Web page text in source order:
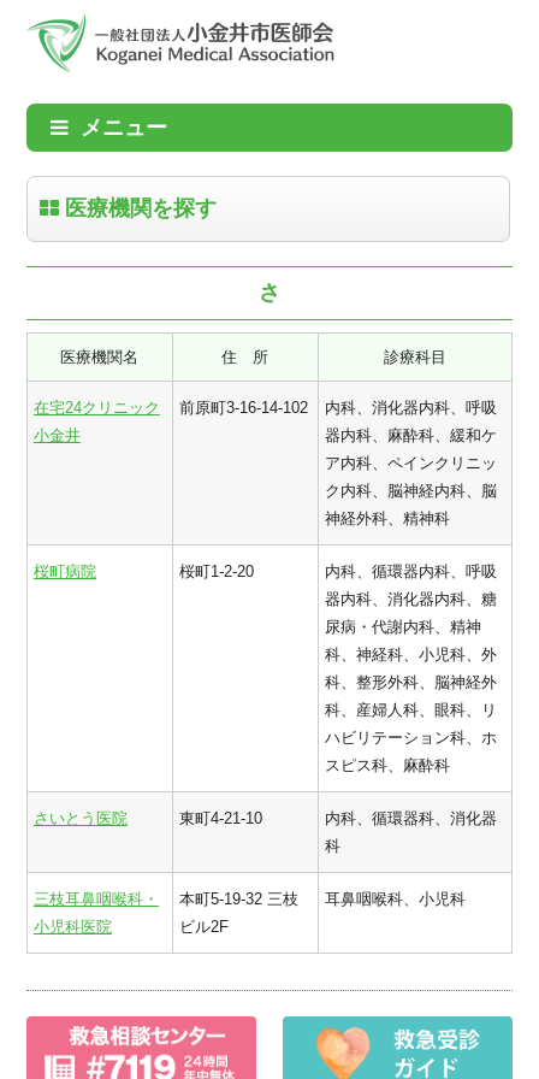
メニュー
医療機関を探す
さ
医療機関名 住 所 診療科目
在宅24クリニック
小金井
前原町3-16-14-102
内科、消化器内科、呼吸
器内科、麻酔科、緩和ケ
ア内科、ペインクリニッ
ク内科、脳神経内科、脳
神経外科、精神科
桜町病院 桜町1-2-20
内科、循環器内科、呼吸
器内科、消化器内科、糖
尿病・代謝内科、精神
科、神経科、小児科、外
科、整形外科、脳神経外
科、産婦人科、眼科、リ
ハビリテーション科、ホ
スピス科、麻酔科
さいとう医院 東町4-21-10
内科、循環器科、消化器
科
三枝耳鼻咽喉科・
小児科医院
本町5-19-32 三枝
ビル2F
耳鼻咽喉科、小児科